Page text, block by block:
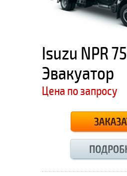
Isuzu NPR 75
Эвакуатор
Цена по запросу